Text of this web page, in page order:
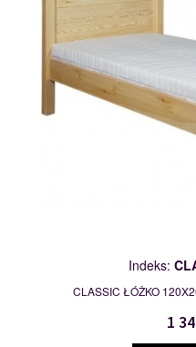
Indeks:
CLASSIC ŁÓŻKO
1